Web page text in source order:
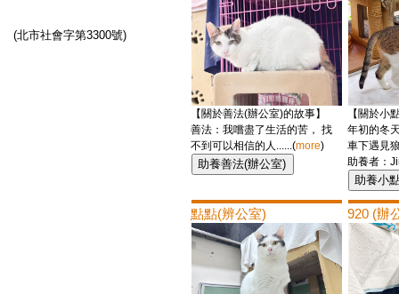
(北市社會字第3300號)
【關於善法(辦公室)的故事】
善法：我嚐盡了生活的苦， 找
不到可以相信的人......(more)
【關於小
年初的冬
車下遇見
助養者：
點點(辨公室) 920 (辦